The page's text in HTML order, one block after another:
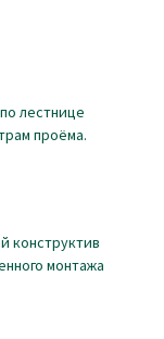
лестнице
проёма.
конструктив
монтажа